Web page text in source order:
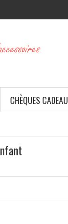
CHÈQUES CADEAU